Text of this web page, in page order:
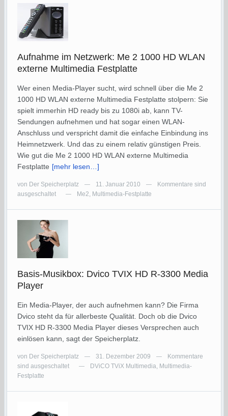
Aufnahme im Netzwerk: Me 2 1000 HD WLAN
externe Multimedia Festplatte
Wer einen Media-Player sucht, wird schnell über die Me 2
1000 HD WLAN externe Multimedia Festplatte stolpern: Sie
spielt immerhin HD ready bis zu 1080i ab, kann TV-
Sendungen aufnehmen und hat sogar einen WLAN-
Anschluss und verspricht damit die einfache Einbindung ins
Heimnetzwerk. Und das zu einem relativ günstigen Preis.
Wie gut die Me 2 1000 HD WLAN externe Multimedia
Festplatte [mehr lesen…]
von Der Speicherplatz — 11. Januar 2010 —
Kommentare sind
ausgeschaltet
— Me2, Multimedia-Festplatte
Basis-Musikbox: Dvico TVIX HD R-3300 Media
Player
Ein Media-Player, der auch aufnehmen kann? Die Firma
Dvico steht da für allerbeste Qualität. Doch ob die Dvico
TVIX HD R-3300 Media Player dieses Versprechen auch
einlösen kann, sagt der Speicherplatz.
von Der Speicherplatz — 31. Dezember 2009 —
Kommentare
sind ausgeschaltet
— DViCO TViX Multimedia, Multimedia-
Festplatte